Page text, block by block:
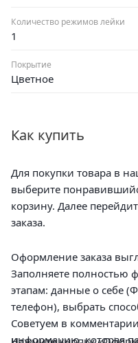
Количество режимов лейки
1
Покрытие
Цветное
Как купить
Для покупки товара в
выберите
корзину. Далее
заказа.
Оформление заказа
Заполняете полностью
этапам: данные о себе
телефон), выбрать
Советуем в
информацию, которая